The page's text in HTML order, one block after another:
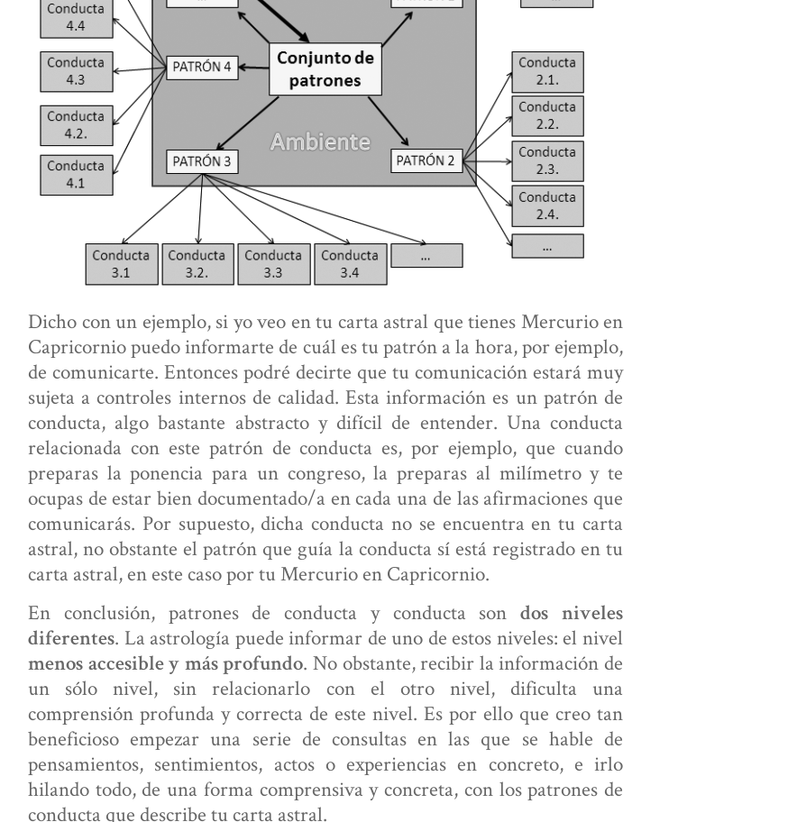
Dicho con un ejemplo, si yo veo en tu carta astral que tienes Mercurio en
Capricornio puedo informarte de cuál es tu patrón a la hora, por ejemplo,
de comunicarte. Entonces podré decirte que tu comunicación estará muy
sujeta a controles internos de calidad. Esta información es un patrón de
conducta, algo bastante abstracto y difícil de entender. Una conducta
relacionada con este patrón de conducta es, por ejemplo, que cuando
preparas la ponencia para un congreso, la preparas al milímetro y te
ocupas de estar bien documentado/a en cada una de las afirmaciones que
comunicarás. Por supuesto, dicha conducta no se encuentra en tu carta
astral, no obstante el patrón que guía la conducta sí está registrado en tu
carta astral, en este caso por tu Mercurio en Capricornio.
En conclusión, patrones de conducta y conducta sondos niveles
diferentes. La astrología puede informar de uno de estos niveles: el nivel
menos accesible y más profundo. No obstante, recibir la información de
un sólo nivel, sin relacionarlo con el otro nivel, dificulta una
comprensión profunda y correcta de este nivel. Es por ello que creo tan
beneficioso empezar una serie de consultas en las que se hable de
pensamientos, sentimientos, actos o experiencias en concreto, e irlo
hilando todo, de una forma comprensiva y concreta, con los patrones de
conducta que describe tu carta astral.